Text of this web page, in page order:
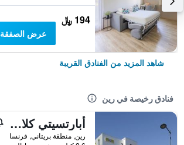
194 ﷼
عرض الصفقة
شاهد المزيد من الفنادق القريبة
فنادق رخيصة في رين
أبارتسيتي كلاسيك رين بوريجارد
رين, منطقة بريتاني, فرنسا